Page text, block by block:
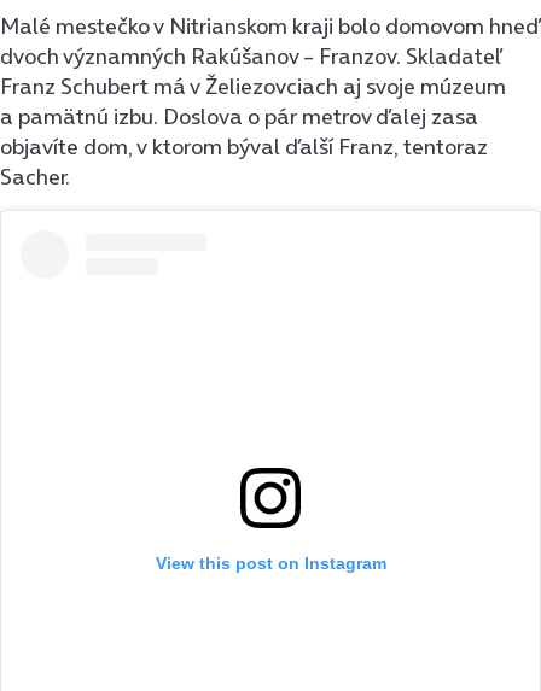
Malé mestečko v Nitrianskom kraji bolo domovom hneď
dvoch významných Rakúšanov – Franzov. Skladateľ
Franz Schubert má v Želiezovciach aj svoje múzeum
a pamätnú izbu. Doslova o pár metrov ďalej zasa
objavíte dom, v ktorom býval ďalší Franz, tentoraz
Sacher.
View this post on Instagram